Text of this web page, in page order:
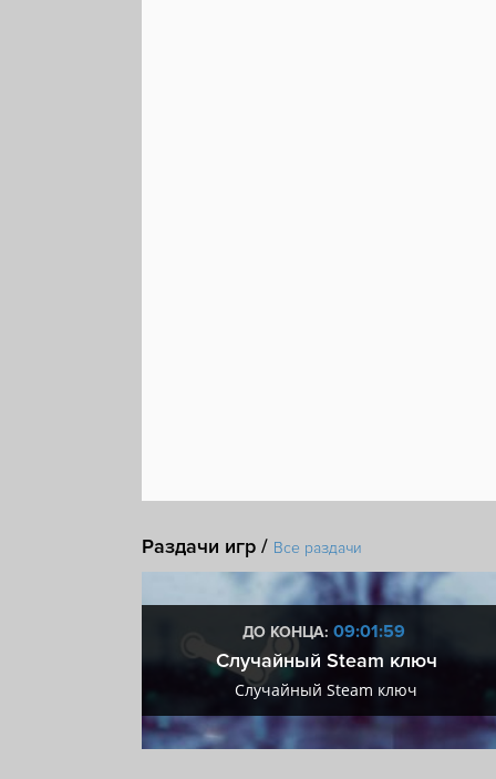
Раздачи игр / Все раздачи
ДО КОНЦА: 09:01:59
Случайный Steam ключ
Случайный Steam ключ